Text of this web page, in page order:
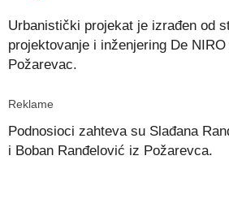
Urbanistički projekat je izrađen od
projektovanje i inženjering De
Požarevac.
Reklame
Podnosioci zahteva su Slađana
i Boban Ranđelović iz Požarevca.